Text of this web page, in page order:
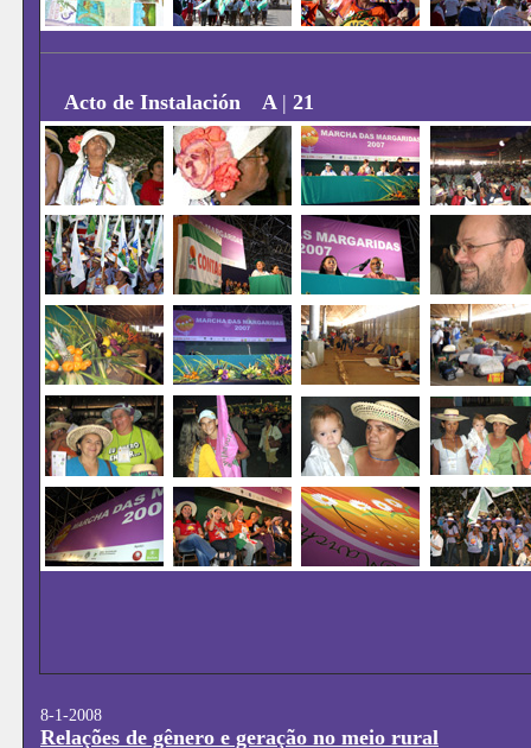
Acto de Instalación A | 21
8-1-2008
Relações de gênero e geração no meio rural